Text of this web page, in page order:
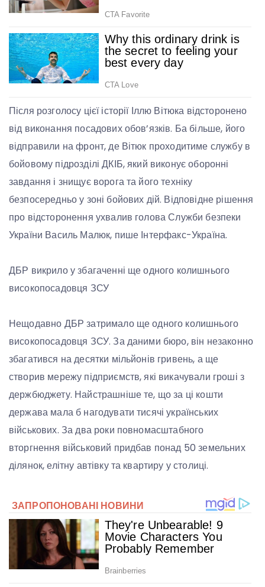
Після розголосу цієї історії Іллю Вітюка відсторонено
від виконання посадових обов’язків. Ба більше, його
відправили на фронт, де Вітюк проходитиме службу в
бойовому підрозділі ДКІБ, який виконує оборонні
завдання і знищує ворога та його техніку
безпосередньо у зоні бойових дій. Відповідне рішення
про відсторонення ухвалив голова Служби безпеки
України Василь Малюк, пише Інтерфакс-Україна.
ДБР викрило у збагаченні ще одного колишнього
високопосадовця ЗСУ
Нещодавно ДБР затримало ще одного колишнього
високопосадовця ЗСУ. За даними бюро, він незаконно
збагатився на десятки мільйонів гривень, а ще
створив мережу підприємств, які викачували гроші з
держбюджету. Найстрашніше те, що за ці кошти
держава мала б нагодувати тисячі українських
військових. За два роки повномасштабного
вторгнення військовий придбав понад 50 земельних
ділянок, елітну автівку та квартиру у столиці.